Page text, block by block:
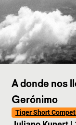
A donde nos
Gerónimo
Tiger Short